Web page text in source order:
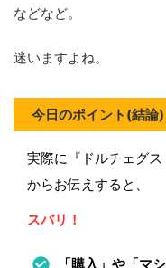
などなど。
迷いますよね。
今日のポイント(結論)
実際に『ドルチェグ
からお伝えすると、
スバリ！
「購入」や「マ